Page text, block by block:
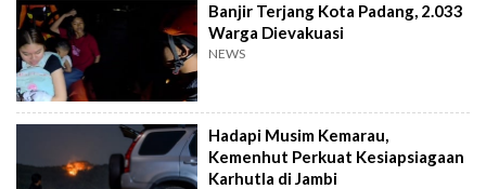
Banjir Terjang Kota Padang, 2.033
Warga Dievakuasi
NEWS
Hadapi Musim Kemarau,
Kemenhut Perkuat Kesiapsiagaan
Karhutla di Jambi